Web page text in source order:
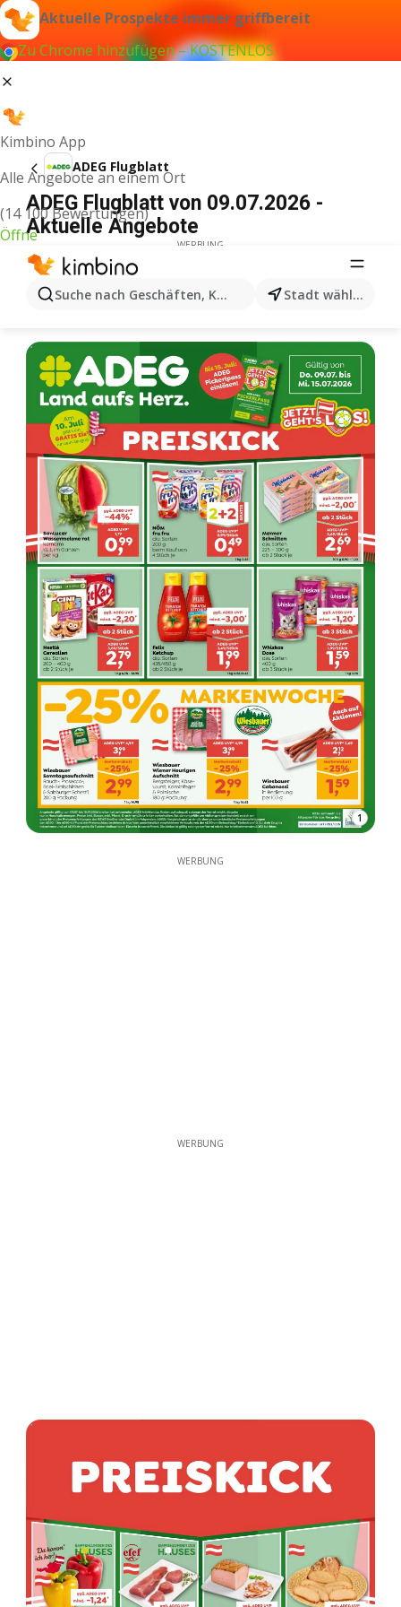
Aktuelle Prospekte immer griffbereit
Zu Chrome hinzufügen – KOSTENLOS
Kimbino App
Alle Angebote an einem Ort
(14 100 Bewertungen)
Öffne
Suche nach Geschäften, Kategorien, Produkten...
Stadt wählen
ADEG Flugblatt
ADEG Flugblatt von 09.07.2026 -
Aktuelle Angebote
WERBUNG
1
WERBUNG
WERBUNG